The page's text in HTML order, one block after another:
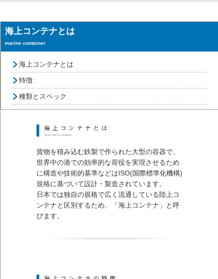
海上コンテナとは
marine container
海上コンテナとは
特徴
種類とスペック
貨物を積み込む鉄製で作られた大型の容器で、
世界中の港での効率的な荷役を実現させるため
に構造や技術的基準などはISO(国際標準化機構)
規格に基づいて設計・製造されています。
日本では独自の規格で広く流通している陸上コ
ンテナと区別するため、「海上コンテナ」と呼
びます。